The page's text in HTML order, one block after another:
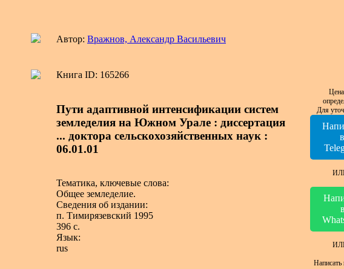
Автор: Вражнов, Александр Васильевич
Книга ID: 165266
Пути адаптивной интенсификации систем
земледелия на Южном Урале : диссертация
... доктора сельскохозяйственных наук :
06.01.01
Тематика, ключевые слова:
Общее земледелие.
Сведения об издании:
п. Тимирязевский 1995
396 с.
Язык:
rus
Для
в
в
Написать